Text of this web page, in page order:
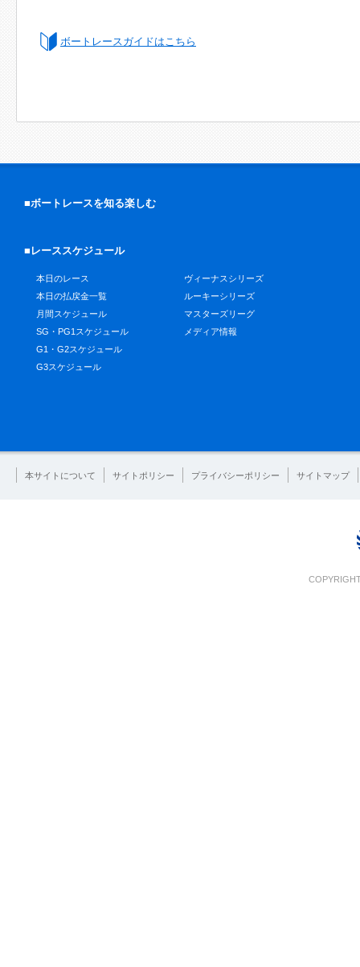
ボートレースガイドはこちら
■ボートレースを知る楽しむ
■レーススケジュール
本日のレース
本日の払戻金一覧
月間スケジュール
SG・PG1スケジュール
G1・G2スケジュール
G3スケジュール
ヴィーナスシリーズ
ルーキーシリーズ
マスターズリーグ
メディア情報
本サイトについて サイトポリシー プライバシーポリシー サイトマップ